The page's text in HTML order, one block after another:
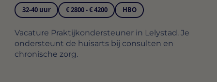
32-40 uur € 2800 - € 4200 HBO
Vacature Praktijkondersteuner in Lelystad. Je
ondersteunt de huisarts bij consulten en
chronische zorg.